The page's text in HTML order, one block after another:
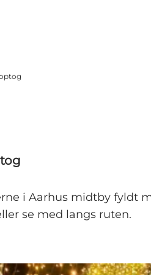
i Aarhus midtby fyldt
se med langs ruten.